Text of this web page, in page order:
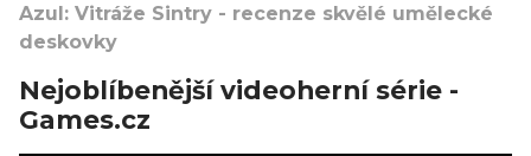
Azul: Vitráže Sintry - recenze skvělé umělecké
deskovky
Nejoblíbenější videoherní série -
Games.cz